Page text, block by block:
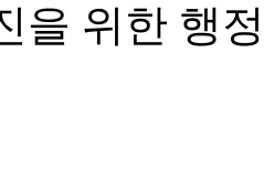
을 위한 행